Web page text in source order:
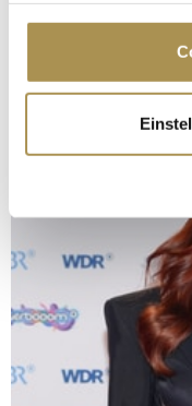
Cookie-Erklärung
Trigger Symbol
erfassen,
bestimmten
Erfahren Sie mehr
verarbeitet werden,
Abschnitt
Wir verwenden
personalisieren,